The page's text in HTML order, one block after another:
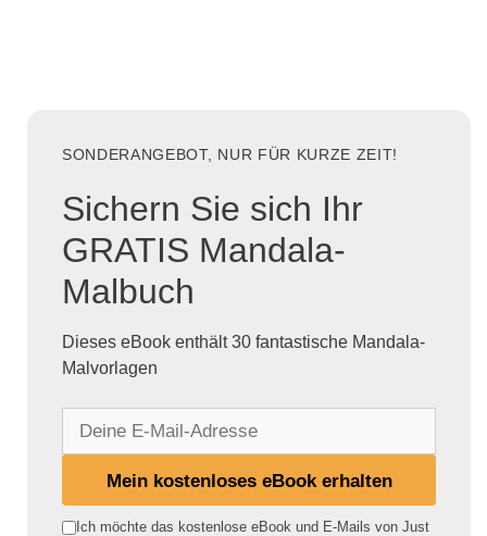
SONDERANGEBOT, NUR FÜR KURZE ZEIT!
Sichern Sie sich Ihr
GRATIS Mandala-
Malbuch
Dieses eBook enthält 30 fantastische Mandala-
Malvorlagen
e
Mein kostenloses eBook erhalten
Ich möchte das kostenlose eBook und E-Mails von Just